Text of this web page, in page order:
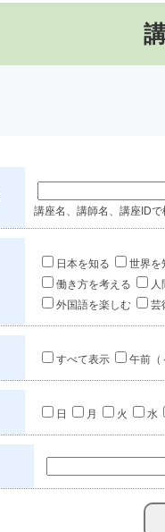
講座名、講師名、講座IDで
日本を知る
世界を
働き方を考える
人
外国語を楽しむ
芸
すべて表示 午前（
日 月 火 水